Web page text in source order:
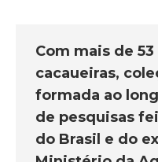
Com mais de
cacaueiras,
formada ao
de pesquisas
do Brasil e do